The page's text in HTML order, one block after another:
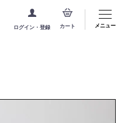
ログイン・登録 カート メニュー